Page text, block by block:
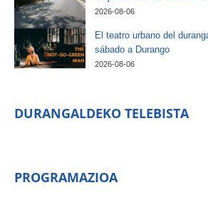
2026-08-06
El teatro urbano del
sábado a Durango
2026-08-06
DURANGALDEKO TELEBISTA
PROGRAMAZIOA